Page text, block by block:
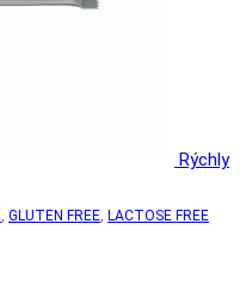
Rýchly
, GLUTEN FREE, LACTOSE FREE